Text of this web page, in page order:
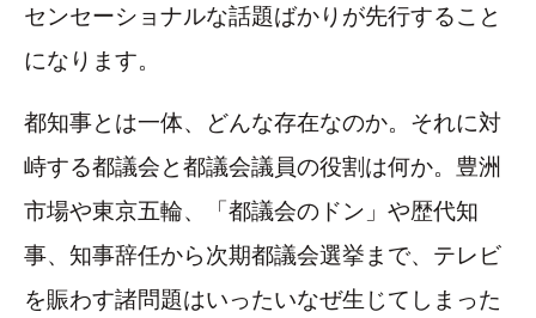
センセーショナルな話題ばかりが先行すること
になります。
都知事とは一体、どんな存在なのか。それに対
峙する都議会と都議会議員の役割は何か。豊洲
市場や東京五輪、「都議会のドン」や歴代知
事、知事辞任から次期都議会選挙まで、テレビ
を賑わす諸問題はいったいなぜ生じてしまった